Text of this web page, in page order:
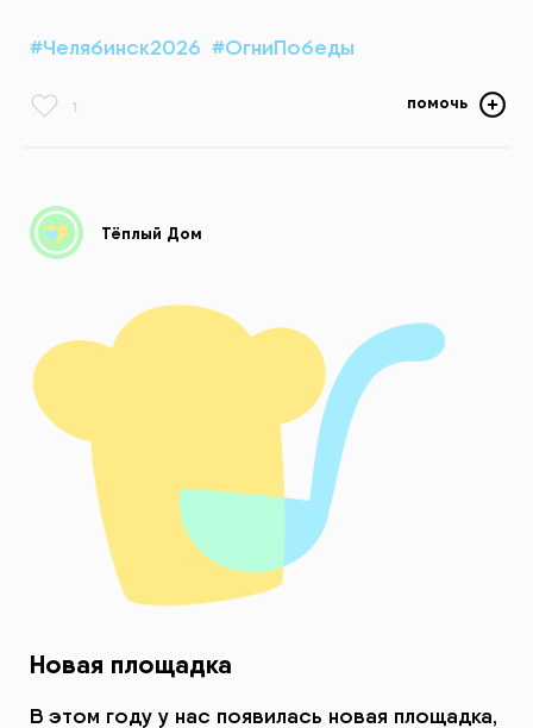
#Челябинск2026 #ОгниПобеды
1 помочь
Тёплый Дом
Новая площадка
В этом году у нас появилась новая площадка,